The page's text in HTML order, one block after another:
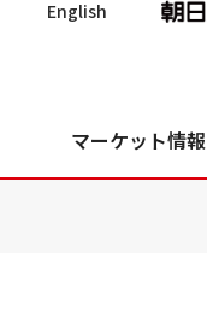
English
マーケット情報